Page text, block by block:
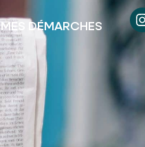
MES DÉMARCHES